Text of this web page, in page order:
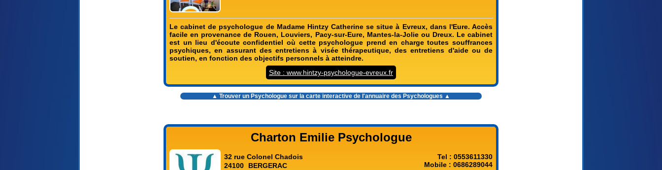
Le cabinet de psychologue de Madame Hintzy Catherine se situe à Evreux, dans l'Eure. Accès
facile en provenance de Rouen, Louviers, Pacy-sur-Eure, Mantes-la-Jolie ou Dreux. Le cabinet
est un lieu d'écoute confidentiel où cette psychologue prend en charge toutes souffrances
psychiques, en assurant des entretiens à visée thérapeutique, des entretiens d'aide ou de
soutien, en fonction des objectifs personnels à atteindre.
Site : www.hintzy-psychologue-evreux.fr
▲ Trouver un Psychologue sur la carte interactive de l'annuaire des Psychologues ▲
Charton Emilie Psychologue
32 rue Colonel Chadois
24100
BERGERAC
Tel : 0553611330
Mobile : 0686289044